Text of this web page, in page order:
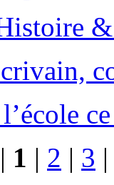
l’école
| 1 | 2 | 3